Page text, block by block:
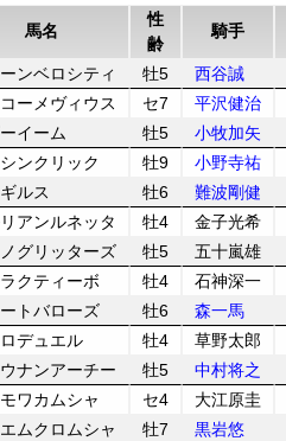
馬名
性
齢
騎手
ンベロシティ 牡5
西谷誠
ーメヴィウス セ7
平沢健治
イーム 牡5
小牧加矢
ンクリック 牡9
小野寺祐
ルス 牡6
難波剛健
アンルネッタ 牡4
金子光希
グリッターズ 牡5
五十嵐雄
クティーボ 牡4
石神深一
トバローズ 牡6
森一馬
デュエル 牡4
草野太郎
ナンアーチー 牡5
中村将之
ワカムシャ セ4
大江原圭
ムクロムシャ 牡7
黒岩悠